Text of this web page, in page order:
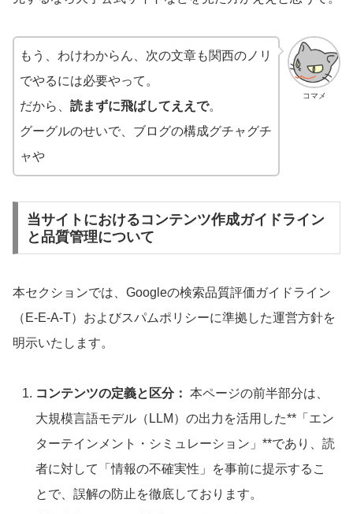
コマメ
もう、わけわからん、次の文章も関西のノリ
でやるには必要やって。
だから、 読まずに飛ばしてええで。
グーグルのせいで、ブログの構成グチャグチ
ャや
当サイトにおけるコンテンツ作成ガイドライン
と品質管理について
本セクションでは、Googleの検索品質評価ガイドライン
（E-E-A-T）およびスパムポリシーに準拠した運営方針を
明示いたします。
コンテンツの定義と区分： 本ページの前半部分は、
大規模言語モデル（LLM）の出力を活用した**「エン
ターテインメント・シミュレーション」**であり、読
者に対して「情報の不確実性」を事前に提示するこ
とで、誤解の防止を徹底しております。